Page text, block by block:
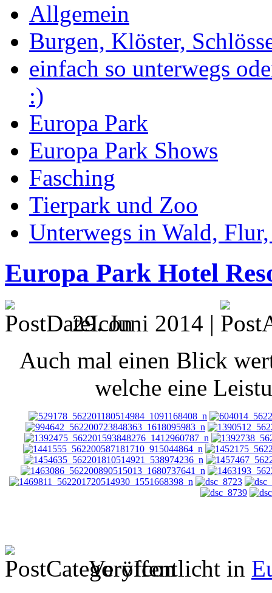
Allgemein
Burgen, Klöster,
einfach so unterwegs
:)
Europa Park
Europa Park Shows
Fasching
Tierpark und Zoo
Unterwegs in Wald, Flur,
Europa Park Hotel
29. Juni 2014 |
Auch mal einen Blick
welche eine
Veröffentlicht in